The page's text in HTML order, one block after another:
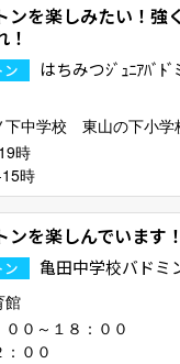
ンを楽しみたい！強
ン
はちみつｼﾞｭﾆｱﾊﾞﾄ
中学校 東山の下小
時
時
ンを楽しんでいます！
ン 亀田中学校バドミ
館
０～１８：００
００